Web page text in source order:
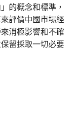
的概念和標準，
評價中國市場經
消極影響和不確
留採取一切必要